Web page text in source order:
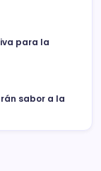
para la
sabor a la